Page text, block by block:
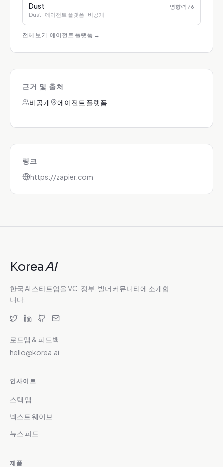
Dust 영향력 76
Dust · 에이전트 플랫폼 · 비공개
전체 보기: 에이전트 플랫폼 →
근거 및 출처
비공개
에이전트 플랫폼
링크
https://zapier.com
KoreaAI
한국 AI 스타트업을 VC, 정부, 빌더 커뮤니티에 소개합
니다.
로드맵 & 피드백
hello@korea.ai
인사이트
스택 맵
넥스트 웨이브
뉴스 피드
제품